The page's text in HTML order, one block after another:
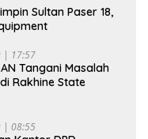
Sultan Paser 18,
| 17:57
Tangani Masalah
Rakhine State
| 08:55